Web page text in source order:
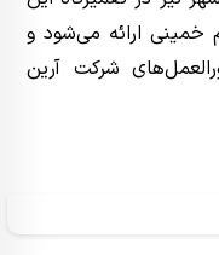
خمینی ارائه می‌شود و
شرکت آرین